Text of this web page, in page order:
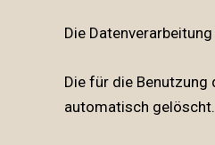
Die
Die für die
automatisch gelöscht.